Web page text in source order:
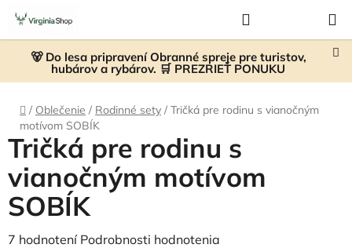
Prejsť
obsah
🐻 Do lesa pripravení Obranné spreje pre turistov,
hubárov a rybárov. 🛒 PREZRIEŤ PONUKU
KOŠÍK
Domov
/ Oblečenie / Rodinné sety / Tričká pre rodinu s vianočným
motívom SOBÍK
Tričká pre rodinu s
vianočným motívom
SOBÍK
Priemerné
7 hodnotení Podrobnosti hodnotenia